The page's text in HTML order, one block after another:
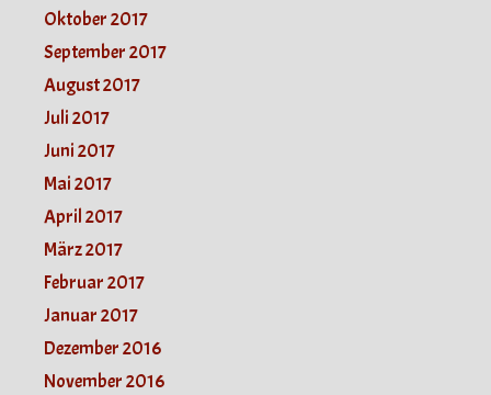
Oktober 2017
September 2017
August 2017
Juli 2017
Juni 2017
Mai 2017
April 2017
März 2017
Februar 2017
Januar 2017
Dezember 2016
November 2016